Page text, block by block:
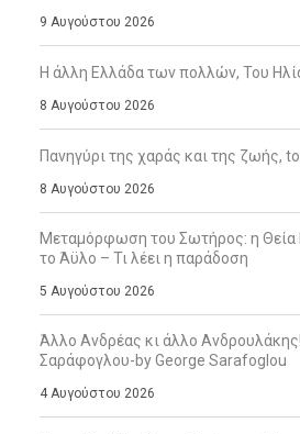
9 Αυγούστου 2026
Η άλλη Ελλάδα των πολλών, Του
8 Αυγούστου 2026
Πανηγύρι της χαράς και της ζωής,
8 Αυγούστου 2026
Μεταμόρφωση του Σωτήρος: η Θεία
το Άϋλο – Τι λέει η παράδοση
5 Αυγούστου 2026
Άλλο Ανδρέας κι άλλο
Σαράφογλου-by George Sarafoglou
4 Αυγούστου 2026